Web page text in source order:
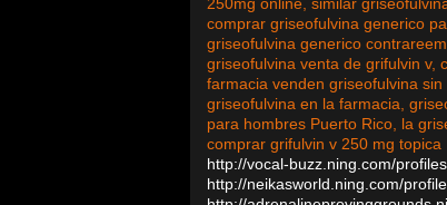
comprar griseofulvina generico
griseofulvina generico
griseofulvina venta de grifulvin v,
farmacia venden griseofulvina
griseofulvina en la farmacia,
para hombres Puerto Rico, la
comprar grifulvin v 250 mg topica
http://vocal-buzz.ning.com/
http://neikasworld.ning.com/